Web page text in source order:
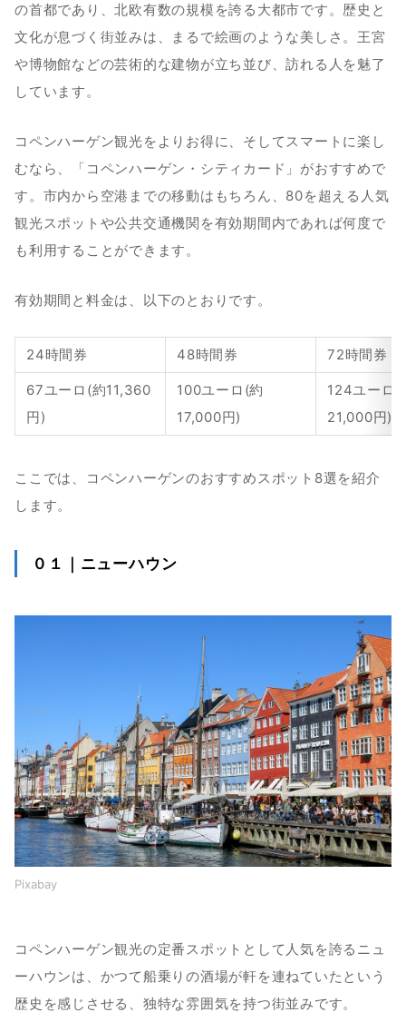
の首都であり、北欧有数の規模を誇る大都市です。歴史と
文化が息づく街並みは、まるで絵画のような美しさ。王宮
や博物館などの芸術的な建物が立ち並び、訪れる人を魅了
しています。
コペンハーゲン観光をよりお得に、そしてスマートに楽し
むなら、「コペンハーゲン・シティカード」がおすすめで
す。市内から空港までの移動はもちろん、80を超える人気
観光スポットや公共交通機関を有効期間内であれば何度で
も利用することができます。
有効期間と料金は、以下のとおりです。
24時間券 48時間券 72時間券
67ユーロ(約11,360
円)
100ユーロ(約
17,000円)
124ユーロ(
21,000円)
ここでは、コペンハーゲンのおすすめスポット8選を紹介
します。
０１｜ニューハウン
Pixabay
コペンハーゲン観光の定番スポットとして人気を誇るニュ
ーハウンは、かつて船乗りの酒場が軒を連ねていたという
歴史を感じさせる、独特な雰囲気を持つ街並みです。